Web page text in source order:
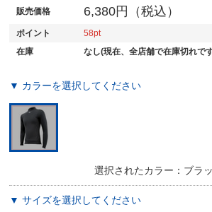
販売価格 6,380円（税込）
ポイント
58
在庫
なし(現在、全店舗で在庫切れで
▼ カラーを選択してください
選択されたカラー：ブラ
▼ サイズを選択してください